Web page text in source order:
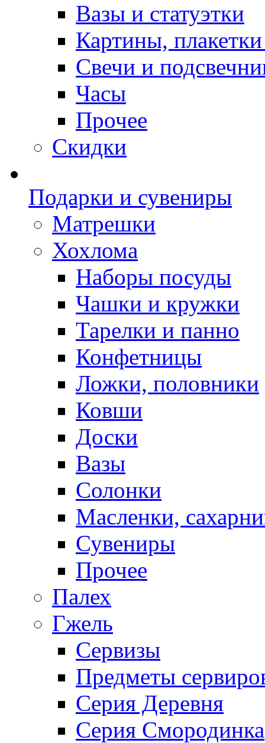
Вазы и статуэтки
Картины,
Свечи и
Часы
Прочее
Скидки
Подарки и сувениры
Матрешки
Хохлома
Наборы посуды
Чашки и кружки
Тарелки и панно
Конфетницы
Ложки, половники
Ковши
Доски
Вазы
Солонки
Масленки,
Сувениры
Прочее
Палех
Гжель
Сервизы
Предметы
Серия Деревня
Серия Смородинка